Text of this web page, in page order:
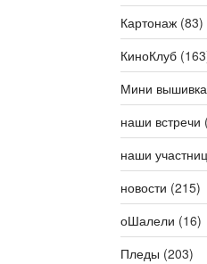
Картонаж(83)
КиноКлуб
Мини вышивка
наши встречи
наши
новости (215)
оШалели (16)
Пледы (203)